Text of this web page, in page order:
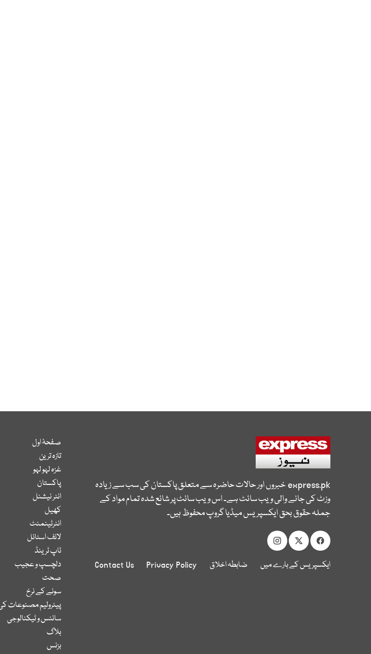
express.pkخبروں اور حالات حاضرہ سے متعلق پاکستان کی سب سے زیادہ
وزٹ کی جانے والی ویب سائٹ ہے۔ اس ویب سائٹ پر شائع شدہ تمام مواد کے
جملہ حقوق بحق ایکسپریس میڈیا گروپ محفوظ ہیں۔
ایکسپریس کے بارے میں ضابطہ اخلاق Privacy Policy
Contact Us
صفحۂ اول
تازہ ترین
غزہ لہو لہو
پاکستان
انٹر نیشنل
کھیل
انٹرٹینمنٹ
لائف اسٹائل
ٹاپ ٹرینڈ
دلچسپ و عجیب
صحت
سونے کے نرخ
پیٹرولیم مصنوعات
سائنس و ٹیکنالوجی
بلاگ
بزنس